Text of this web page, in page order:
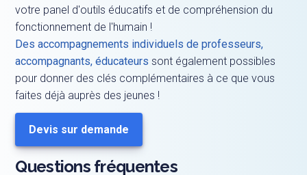
votre panel d'outils éducatifs et de compréhension du
fonctionnement de l'humain !
Des accompagnements individuels de professeurs,
accompagnants, éducateurs sont également possibles
pour donner des clés complémentaires à ce que vous
faites déjà auprès des jeunes !
Devis sur demande
Questions fréquentes